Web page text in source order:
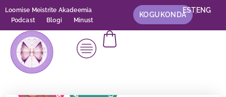
Loomise Meistrite Akadeemia
Podcast
Blogi Minust
KOGUKONDA
ESTENG